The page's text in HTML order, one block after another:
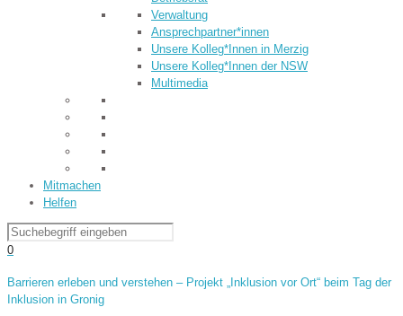
Verwaltung
Ansprechpartner*innen
Unsere Kolleg*Innen in Merzig
Unsere Kolleg*Innen der NSW
Multimedia
Mitmachen
Helfen
0
Barrieren erleben und verstehen – Projekt „Inklusion vor Ort“ beim Tag der
Inklusion in Gronig